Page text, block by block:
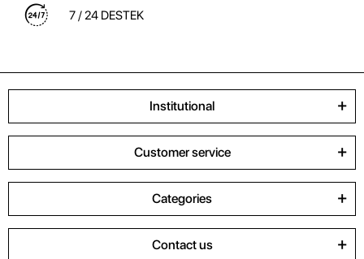
7 / 24 DESTEK
Institutional
Customer service
Categories
Contact us